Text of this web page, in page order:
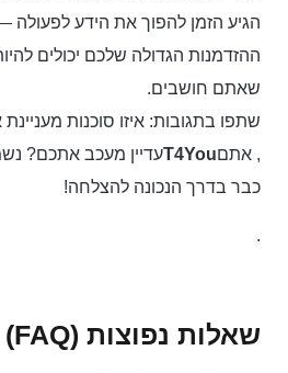
הגיע הזמן להפוך את הידע לפעולה
ההזדמנות הגדולה שלכם יכולים
שאתם חושבים.
שתפו בתגובות: איזו סוכנות
עדיין מעכב אתכם?T4You, אתם
כבר בדרך הנכונה להצלחה!
.
שאלות נפוצות (FAQ)